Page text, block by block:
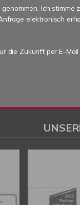
Ich stimme
elektronisch
die Zukunft per E-Mail